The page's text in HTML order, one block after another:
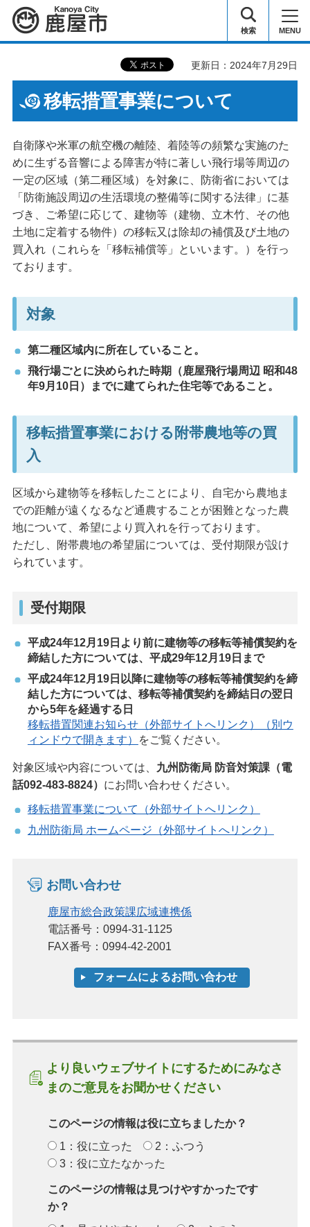
鹿屋市 検索 MENU
更新日：2024年7月29日
移転措置事業について
自衛隊や米軍の航空機の離陸、着陸等の頻繁な実施のた
めに生ずる音響による障害が特に著しい飛行場等周辺の
一定の区域（第二種区域）を対象に、防衛省においては
「防衛施設周辺の生活環境の整備等に関する法律」に基
づき、ご希望に応じて、建物等（建物、立木竹、その他
土地に定着する物件）の移転又は除却の補償及び土地の
買入れ（これらを「移転補償等」といいます。）を行っ
ております。
対象
第二種区域内に所在していること。
飛行場ごとに決められた時期（鹿屋飛行場周辺 昭和48
年9月10日）までに建てられた住宅等であること。
移転措置事業における附帯農地等の買
入
区域から建物等を移転したことにより、自宅から農地ま
での距離が遠くなるなど通農することが困難となった農
地について、希望により買入れを行っております。
ただし、附帯農地の希望届については、受付期限が設け
られています。
受付期限
平成24年12月19日より前に建物等の移転等補償契約を
締結した方については、平成29年12月19日まで
平成24年12月19日以降に建物等の移転等補償契約を締
結した方については、移転等補償契約を締結日の翌日
から5年を経過する日
移転措置関連お知らせ（外部サイトへリンク）（別ウ
ィンドウで開きます）
をご覧ください。
対象区域や内容については、 九州防衛局 防音対策課（電
話092-483-8824） にお問い合わせください。
移転措置事業について（外部サイトへリンク）
九州防衛局 ホームページ（外部サイトへリンク）
お問い合わせ
鹿屋市総合政策課広域連携係
電話番号：0994-31-1125
FAX番号：0994-42-2001
より良いウェブサイトにするためにみなさ
まのご意見をお聞かせください
このページの情報は役に立ちましたか？
1：役に立った
2：ふつう
3：役に立たなかった
このページの情報は見つけやすかったです
か？